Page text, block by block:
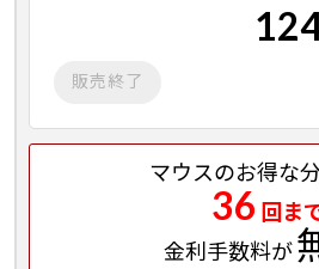
販売終了
マウスのお得な
36 回ま
金利手数料が